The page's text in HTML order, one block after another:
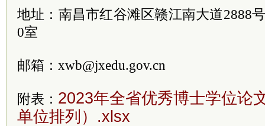
地址：南昌市红谷滩区赣江南大道2888
0室
邮箱：xwb@jxedu.gov.cn
附表： 2023年全省优秀博士学位论
单位排列）.xlsx